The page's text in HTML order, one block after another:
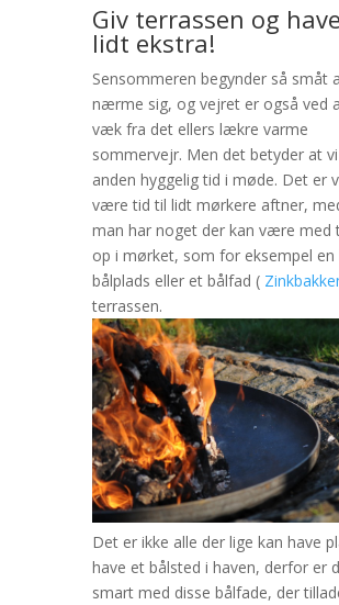
Giv terrassen og
lidt ekstra!
Sensommeren begynder så småt
nærme sig, og vejret er også ved
væk fra det ellers lækre varme
sommervejr. Men det betyder at
anden hyggelig tid i møde. Det er
være tid til lidt mørkere aftner,
man har noget der kan være med
op i mørket, som for eksempel en
bålplads eller et bålfad (
terrassen.
Det er ikke alle der lige kan have
have et bålsted i haven, derfor er
smart med disse bålfade, der